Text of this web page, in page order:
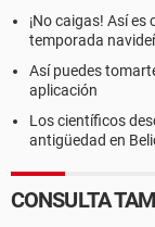
¡No caigas! Así
temporada
Así puedes
aplicación
Los científicos
antigüedad en
CONSULTA